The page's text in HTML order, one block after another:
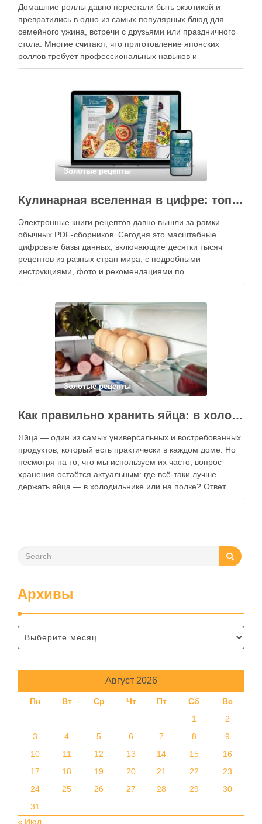
Домашние роллы давно перестали быть экзотикой и
превратились в одно из самых популярных блюд для
семейного ужина, встречи с друзьями или праздничного
стола. Многие считают, что приготовление японских
роллов требует профессиональных навыков и
специального оборудования, однако на практике сделать
кухне. Главное — …
Золотые рецепты
Кулинарная вселенная в цифре: топ-3 самых больших электронных книг рецептов
Электронные книги рецептов давно вышли за рамки
обычных PDF-сборников. Сегодня это масштабные
цифровые базы данных, включающие десятки тысяч
рецептов из разных стран мира, с подробными
инструкциями, фото и рекомендациями по
приготовлению. В отличие от печатных изданий,
контент, расширять коллекции блюд и добавлять новые
функции. Ниже …
Золотые рецепты
Как правильно хранить яйца: в холодильнике или на полке?
Яйца — один из самых универсальных и востребованных
продуктов, который есть практически в каждом доме. Но
несмотря на то, что мы используем их часто, вопрос
хранения остаётся актуальным: где всё-таки лучше
держать яйца — в холодильнике или на полке? Ответ
зависит от нескольких факторов, включая температуру
Архивы
Август 2026
Пн Вт Ср Чт Пт Сб
Вс
1
2
3
4 5 6 7 8
9
10
11 12 13 14 15
16
17
18 19 20 21 22
23
24
25 26 27 28 29
30
31
« Июл